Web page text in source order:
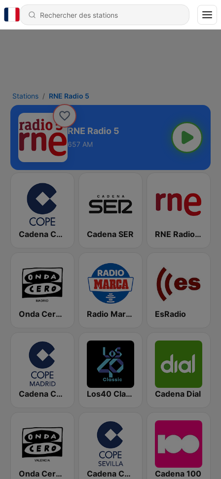
Stations RNE Radio 5
RNE Radio 5
657 AM
Cadena COPE Cadena SER RNE Radio Nacional
Onda Cero Madrid Radio Marca Nacional EsRadio
Cadena COPE Madrid Los40 Classic Cadena Dial
Onda Cero Valencia Cadena COPE Sevilla Cadena 100